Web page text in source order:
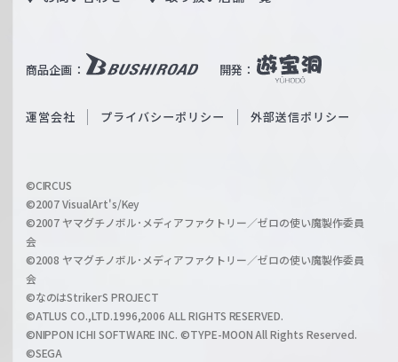
W
ß
c
a
r
z
商品企画： 開発：
b
O
i
l
h
a
運営会社 プライバシーポリシー 外部送信ポリシー
©CIRCUS
©2007 VisualArt's/Key
©2007 ヤマグチノボル･メディアファクトリー／ゼロの使い魔製作委員
会
©2008 ヤマグチノボル･メディアファクトリー／ゼロの使い魔製作委員
会
©なのはStrikerS PROJECT
©ATLUS CO.,LTD.1996,2006 ALL RIGHTS RESERVED.
©NIPPON ICHI SOFTWARE INC. ©TYPE-MOON All Rights Reserved.
©SEGA